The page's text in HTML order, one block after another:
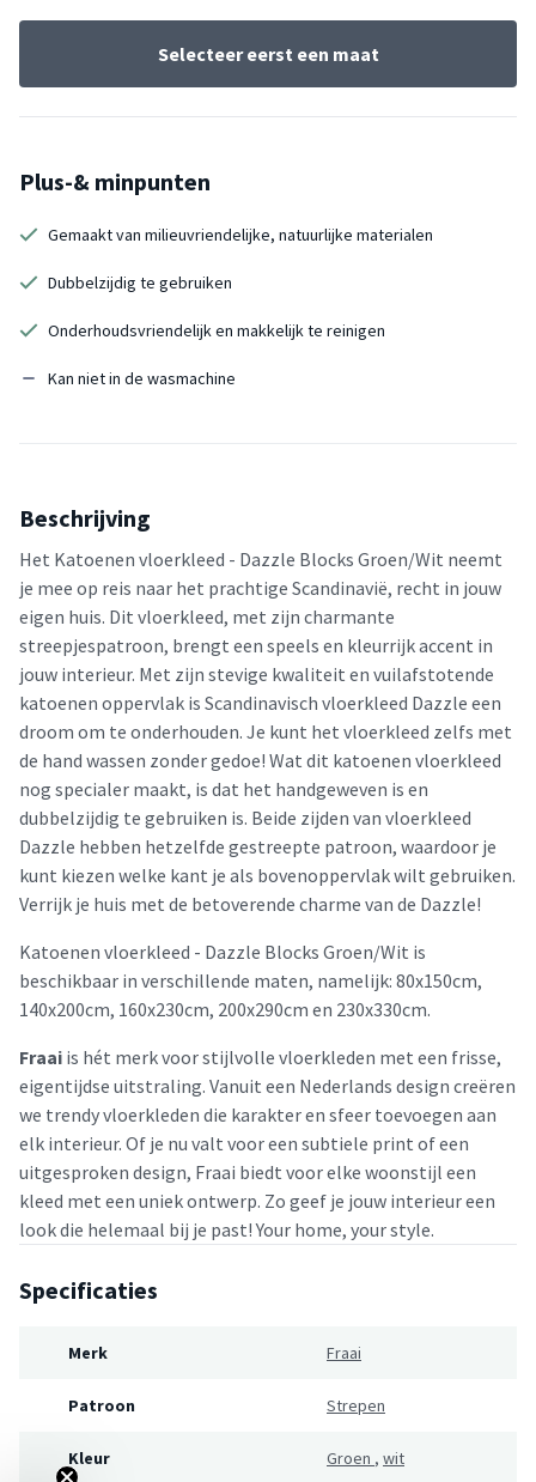
Selecteer eerst een maat
Plus-& minpunten
Gemaakt van milieuvriendelijke, natuurlijke materialen
Dubbelzijdig te gebruiken
Onderhoudsvriendelijk en makkelijk te reinigen
Kan niet in de wasmachine
Beschrijving
Het Katoenen vloerkleed - Dazzle Blocks Groen/Wit neemt
je mee op reis naar het prachtige Scandinavië, recht in jouw
eigen huis. Dit vloerkleed, met zijn charmante
streepjespatroon, brengt een speels en kleurrijk accent in
jouw interieur. Met zijn stevige kwaliteit en vuilafstotende
katoenen oppervlak is Scandinavisch vloerkleed Dazzle een
droom om te onderhouden. Je kunt het vloerkleed zelfs met
de hand wassen zonder gedoe! Wat dit katoenen vloerkleed
nog specialer maakt, is dat het handgeweven is en
dubbelzijdig te gebruiken is. Beide zijden van vloerkleed
Dazzle hebben hetzelfde gestreepte patroon, waardoor je
kunt kiezen welke kant je als bovenoppervlak wilt gebruiken.
Verrijk je huis met de betoverende charme van de Dazzle!
Katoenen vloerkleed - Dazzle Blocks Groen/Wit is
beschikbaar in verschillende maten, namelijk: 80x150cm,
140x200cm, 160x230cm, 200x290cm en 230x330cm.
Fraai is hét merk voor stijlvolle vloerkleden met een frisse,
eigentijdse uitstraling. Vanuit een Nederlands design creëren
we trendy vloerkleden die karakter en sfeer toevoegen aan
elk interieur. Of je nu valt voor een subtiele print of een
uitgesproken design, Fraai biedt voor elke woonstijl een
kleed met een uniek ontwerp. Zo geef je jouw interieur een
look die helemaal bij je past! Your home, your style.
Specificaties
Merk Fraai
Patroon Strepen
Kleur Groen , wit